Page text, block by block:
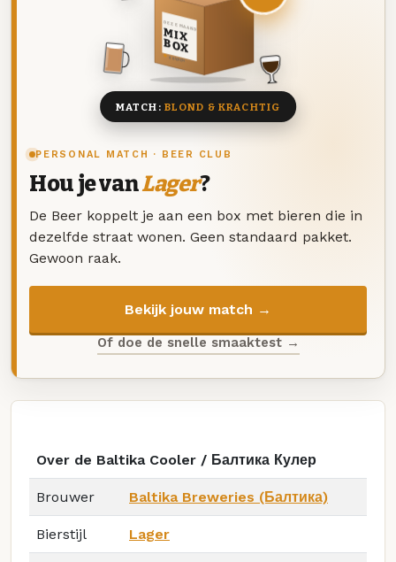
PERSONAL MATCH · BEER CLUB
Hou je vanLager?
De Beer koppelt je aan een box met bieren die in
dezelfde straat wonen. Geen standaard pakket.
Gewoon raak.
Bekijk jouw match →
Of doe de snelle smaaktest →
DEZE MAAND
MIX
BOX
8 BIEREN
MATCH: BLOND & KRACHTIG
Over de Baltika Cooler / Балтика Кулер
Brouwer Baltika Breweries (Балтика)
Bierstijl Lager